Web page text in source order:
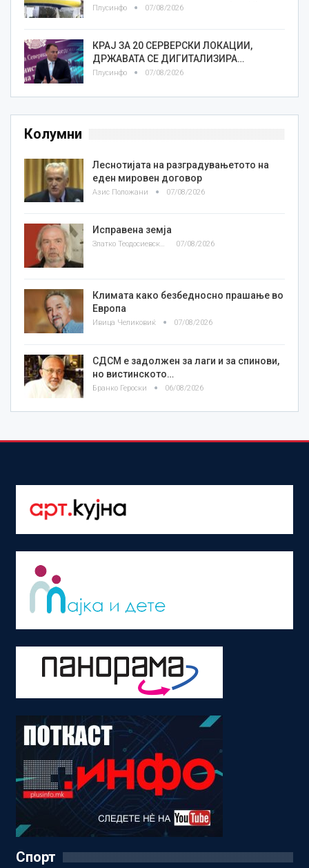
Плусинфо 07/08/2026
КРАЈ ЗА 20 СЕРВЕРСКИ ЛОКАЦИИ,
ДРЖАВАТА СЕ ДИГИТАЛИЗИРА…
Плусинфо 07/08/2026
Колумни
Леснотијата на разградувањетото на
еден мировен договор
Азис Положани 07/08/2026
Исправена земја
Златко Теодосиевски 07/08/2026
Климата како безбедносно прашање во
Европа
Ивица Челиковиќ 07/08/2026
СДСМ е задолжен за лаги и за спинови,
но вистинското…
Бранко Героски 06/08/2026
Спорт